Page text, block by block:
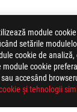
module
setările
cookie de
cookie
accesând
şi tehnologii
FILTER > ROG